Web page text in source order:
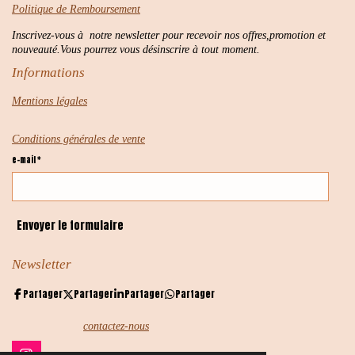
Politique de Remboursement
Inscrivez-vous à notre newsletter pour recevoir nos offres,promotion et
nouveauté.Vous pourrez vous désinscrire à tout moment.
Informations
Mentions légales
Conditions générales de vente
e-mail *
Envoyer le formulaire
Newsletter
Partager Partager Partager Partager
contactez-nous